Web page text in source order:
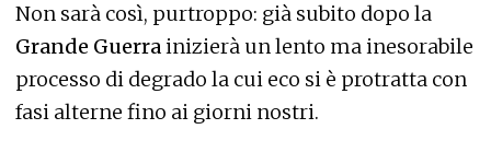
Non sarà così, purtroppo: già subito dopo la
Grande Guerra inizierà un lento ma inesorabile
processo di degrado la cui eco si è protratta con
fasi alterne fino ai giorni nostri.